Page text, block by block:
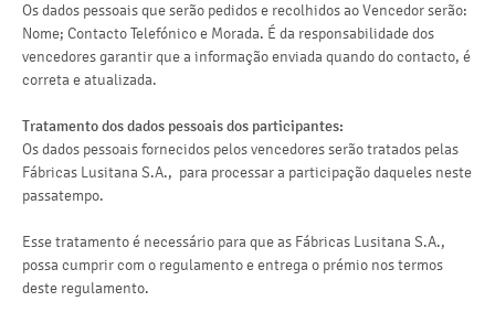
Os dados pessoais que serão pedidos e recolhidos ao Vencedor serão:
Nome; Contacto Telefónico e Morada. É da responsabilidade dos
vencedores garantir que a informação enviada quando do contacto, é
correta e atualizada.
Tratamento dos dados pessoais dos participantes:
Os dados pessoais fornecidos pelos vencedores serão tratados pelas
Fábricas Lusitana S.A., para processar a participação daqueles neste
passatempo.
Esse tratamento é necessário para que as Fábricas Lusitana S.A.,
possa cumprir com o regulamento e entrega o prémio nos termos
deste regulamento.